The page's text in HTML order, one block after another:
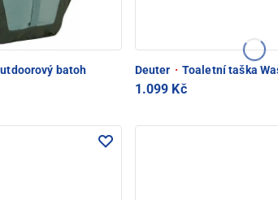
batoh Deuter · Toaletní taška
1.099 Kč